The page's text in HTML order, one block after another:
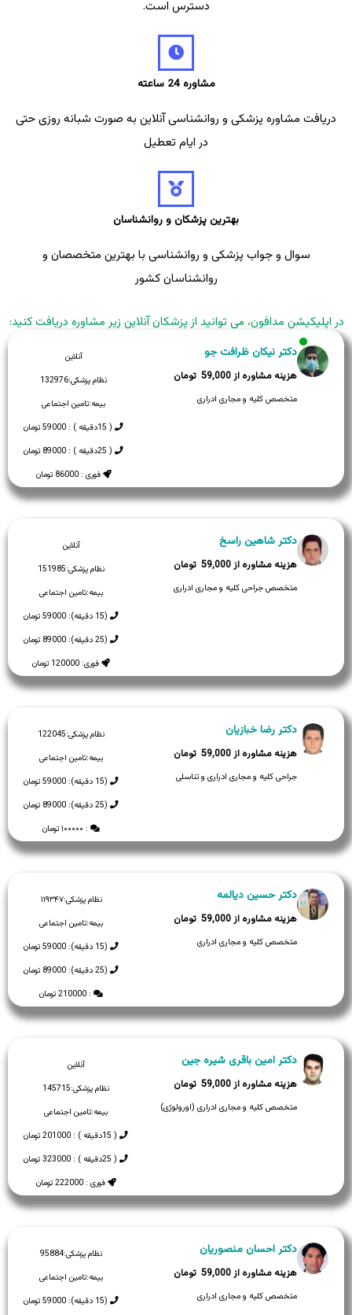
دسترس است.
مشاوره 24 ساعته
دریافت مشاوره پزشکی و روانشناسی آنلاین به صورت شبانه روزی حتی
در ایام تعطیل
بهترین پزشکان و روانشناسان
سوال و جواب پزشکی و روانشناسی با بهترین متخصصان و
روانشناسان کشور
در اپلیکیشن مدافون، می توانید از پزشکان آنلاین زیر مشاوره دریافت کنید:
آنلاین
نظام پزشکی:132976
بیمه:تامین اجتماعی
( 15دقیقه ) : 59000 تومان
( 25دقیقه ) : 89000 تومان
فوری : 86000 تومان
دکتر نیکان ظرافت جو
59,000
متخصص کلیه و مجاری ادراری
آنلاین
نظام پزشکی:151985
بیمه:تامین اجتماعی
(15 دقیقه): 59000 تومان
(25 دقیقه): 89000 تومان
فوری: 120000 تومان
دکتر شاهین راسخ
59,000
متخصص جراحی کلیه و مجاری ادراری
نظام پزشکی:122045
بیمه:تامین اجتماعی
(15 دقیقه): 59000 تومان
(25 دقیقه): 89000 تومان
: ۱۰۰۰۰۰ تومان
دکتر رضا خبازیان
59,000
جراحی کلیه و مجاری ادراری و تناسلی
نظام پزشکی:۱۱۹۳۴۷
بیمه:تامین اجتماعی
(15 دقیقه): 59000 تومان
(25 دقیقه): 89000 تومان
: 210000 تومان
دکتر حسین دیالمه
59,000
متخصص کلیه و مجاری ادراری
آنلاین
نظام پزشکی:145715
بیمه:تامین اجتماعی
( 15دقیقه ) : 201000 تومان
( 25دقیقه ) : 323000 تومان
فوری : 222000 تومان
دکتر امین باقری شیره جین
59,000
متخصص کلیه و مجاری ادراری (اورولوژی)
نظام پزشکی:95884
بیمه:تامین اجتماعی
(15 دقیقه): 59000 تومان
دکتر احسان منصوریان
59,000
متخصص کلیه و مجاری ادراری